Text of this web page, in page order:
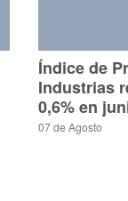
Índice de
Industrias
0,6% en
07 de Agosto